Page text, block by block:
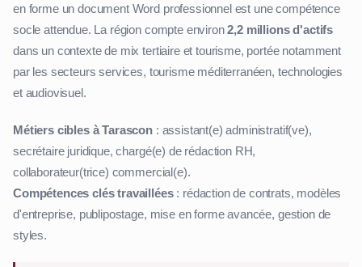
en forme un document Word professionnel est une compétence
socle attendue. La région compte environ2,2 millions d'actifs
dans un contexte de mix tertiaire et tourisme, portée notamment
par les secteurs services, tourisme méditerranéen, technologies
et audiovisuel.
Métiers cibles à Tarascon : assistant(e) administratif(ve),
secrétaire juridique, chargé(e) de rédaction RH,
collaborateur(trice) commercial(e).
Compétences clés travaillées: rédaction de contrats, modèles
d'entreprise, publipostage, mise en forme avancée, gestion de
styles.